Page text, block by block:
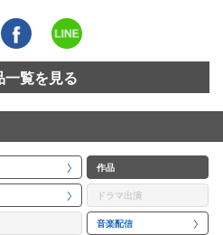
一覧を見る
作品
ドラマ出演
音楽配信